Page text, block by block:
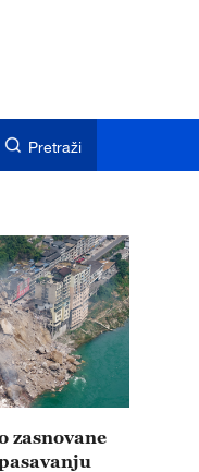
Pretraži
zasnovane